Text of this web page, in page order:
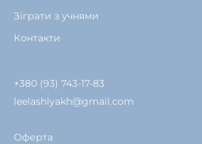
Зіграти з учнями
Контакти
+380 (93) 743-17-83
leelashlyakh@gmail.com
Оферта